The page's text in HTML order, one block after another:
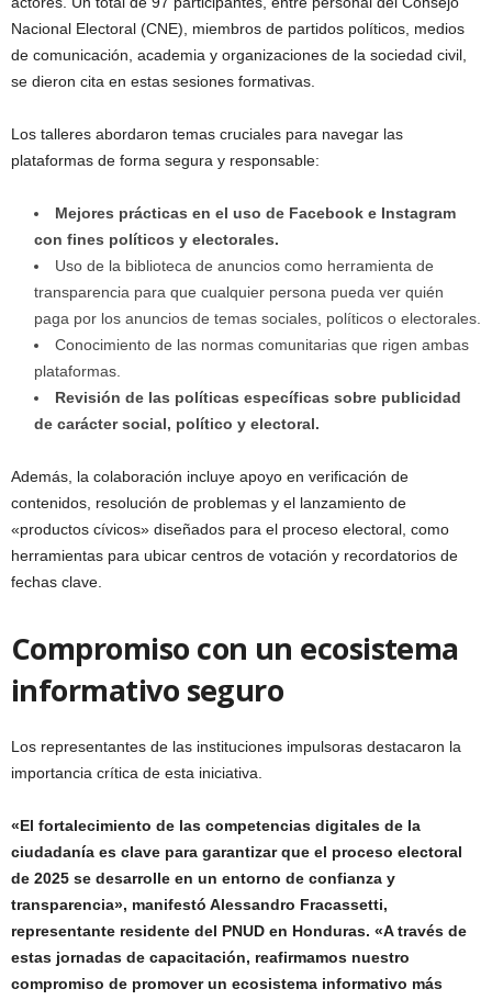
Nacional Electoral (CNE), miembros de partidos políticos, medios
de comunicación, academia y organizaciones de la sociedad civil,
se dieron cita en estas sesiones formativas.
Los talleres abordaron temas cruciales para navegar las
plataformas de forma segura y responsable:
Mejores prácticas en el uso de Facebook e Instagram
con fines políticos y electorales.
Uso de la biblioteca de anuncios como herramienta de
transparencia para que cualquier persona pueda ver quién
paga por los anuncios de temas sociales, políticos o electorales.
Conocimiento de las normas comunitarias que rigen ambas
plataformas.
Revisión de las políticas específicas sobre publicidad
de carácter social, político y electoral.
Además, la colaboración incluye apoyo en verificación de
contenidos, resolución de problemas y el lanzamiento de
«productos cívicos» diseñados para el proceso electoral, como
herramientas para ubicar centros de votación y recordatorios de
fechas clave.
Compromiso con un ecosistema
informativo seguro
Los representantes de las instituciones impulsoras destacaron la
importancia crítica de esta iniciativa.
«El fortalecimiento de las competencias digitales de la
ciudadanía es clave para garantizar que el proceso electoral
de 2025 se desarrolle en un entorno de confianza y
transparencia», manifestó Alessandro Fracassetti,
representante residente del PNUD en Honduras. «A través de
estas jornadas de capacitación, reafirmamos nuestro
compromiso de promover un ecosistema informativo más